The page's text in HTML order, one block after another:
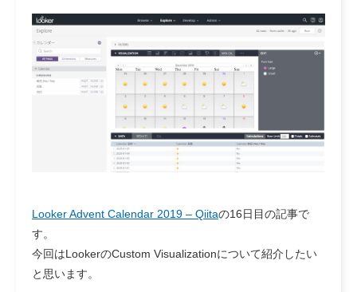
Looker Advent Calendar 2019 – Qiitaの16日目の記事で
す。
今回はLookerのCustom Visualizationについて紹介したい
と思います。